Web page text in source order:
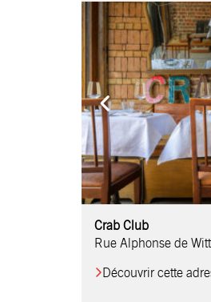
Comptoir Chouchou
Crab Club
Rue Alphonse de
Découvrir cette
OM Restaurant
Table & Comptoir
Le Relais d’Orti
Studio 97
Löctave Restaurant
F-eat Restaurant
L’Art des Mets
Restaurant Harmonie
La Table de Jean